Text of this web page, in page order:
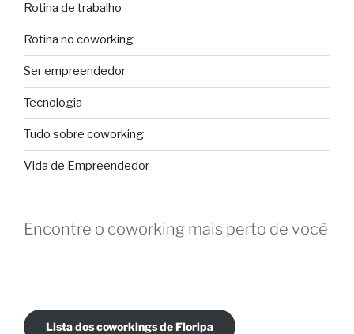
Rotina de trabalho
Rotina no coworking
Ser empreendedor
Tecnologia
Tudo sobre coworking
Vida de Empreendedor
Encontre o coworking mais perto de você
Lista dos coworkings de Floripa